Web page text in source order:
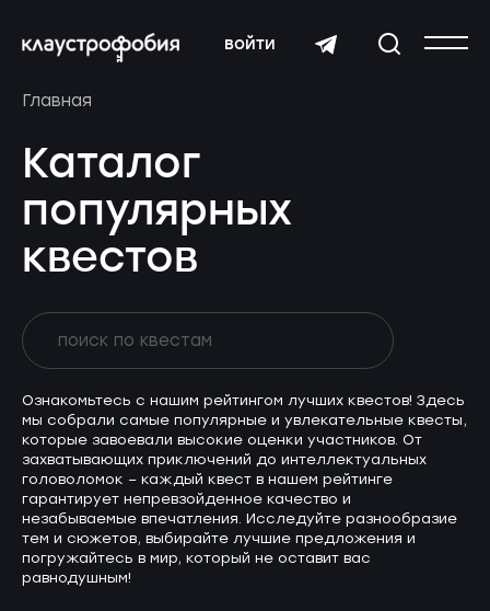
войти
Главная
Каталог
популярных
квестов
Ознакомьтесь с нашим рейтингом лучших квестов! Здесь
мы собрали самые популярные и увлекательные квесты,
которые завоевали высокие оценки участников. От
захватывающих приключений до интеллектуальных
головоломок – каждый квест в нашем рейтинге
гарантирует непревзойденное качество и
незабываемые впечатления. Исследуйте разнообразие
тем и сюжетов, выбирайте лучшие предложения и
погружайтесь в мир, который не оставит вас
равнодушным!